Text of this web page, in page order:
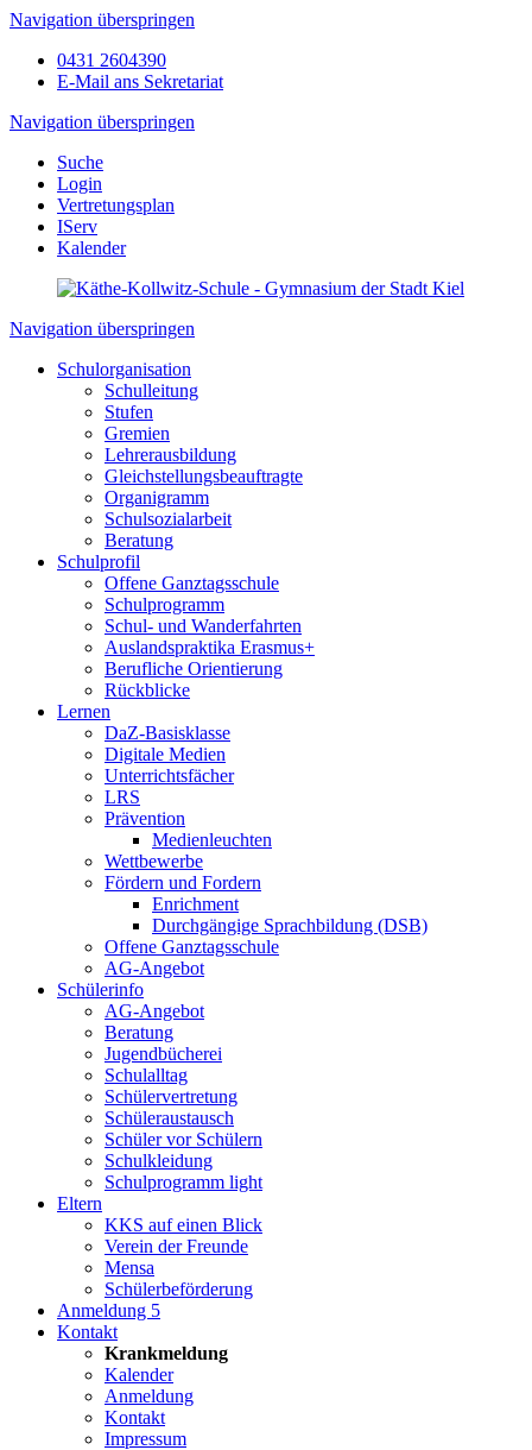
Navigation überspringen
0431 2604390
E-Mail ans Sekretariat
Navigation überspringen
Suche
Login
Vertretungsplan
IServ
Kalender
Navigation überspringen
Schulorganisation
Schulleitung
Stufen
Gremien
Lehrerausbildung
Gleichstellungsbeauftragte
Organigramm
Schulsozialarbeit
Beratung
Schulprofil
Offene Ganztagsschule
Schulprogramm
Schul- und Wanderfahrten
Auslandspraktika Erasmus+
Berufliche Orientierung
Rückblicke
Lernen
DaZ-Basisklasse
Digitale Medien
Unterrichtsfächer
LRS
Prävention
Medienleuchten
Wettbewerbe
Fördern und Fordern
Enrichment
Durchgängige Sprachbildung (DSB)
Offene Ganztagsschule
AG-Angebot
Schülerinfo
AG-Angebot
Beratung
Jugendbücherei
Schulalltag
Schülervertretung
Schüleraustausch
Schüler vor Schülern
Schulkleidung
Schulprogramm light
Eltern
KKS auf einen Blick
Verein der Freunde
Mensa
Schülerbeförderung
Anmeldung 5
Kontakt
Krankmeldung
Kalender
Anmeldung
Kontakt
Impressum